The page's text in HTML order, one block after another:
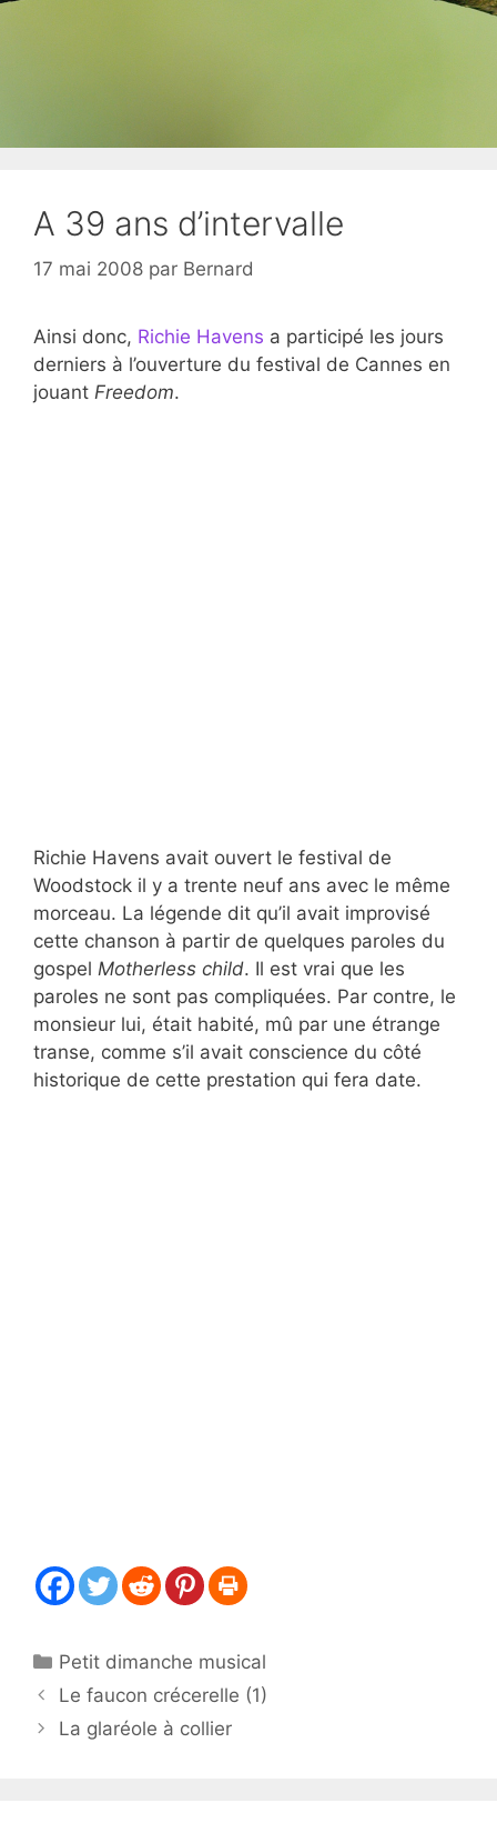
A 39 ans d’intervalle
17 mai 2008 par Bernard
Ainsi donc, Richie Havens a participé les jours
derniers à l’ouverture du festival de Cannes en
jouant Freedom.
Richie Havens avait ouvert le festival de
Woodstock il y a trente neuf ans avec le même
morceau. La légende dit qu’il avait improvisé
cette chanson à partir de quelques paroles du
gospel Motherless child. Il est vrai que les
paroles ne sont pas compliquées. Par contre, le
monsieur lui, était habité, mû par une étrange
transe, comme s’il avait conscience du côté
historique de cette prestation qui fera date.
Catégories
Petit dimanche musical
Le faucon crécerelle (1)
La glaréole à collier